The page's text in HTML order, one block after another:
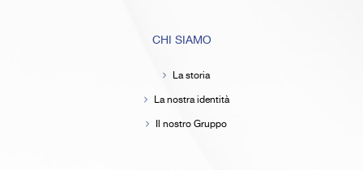
CHI SIAMO
La storia
La nostra identità
Il nostro Gruppo